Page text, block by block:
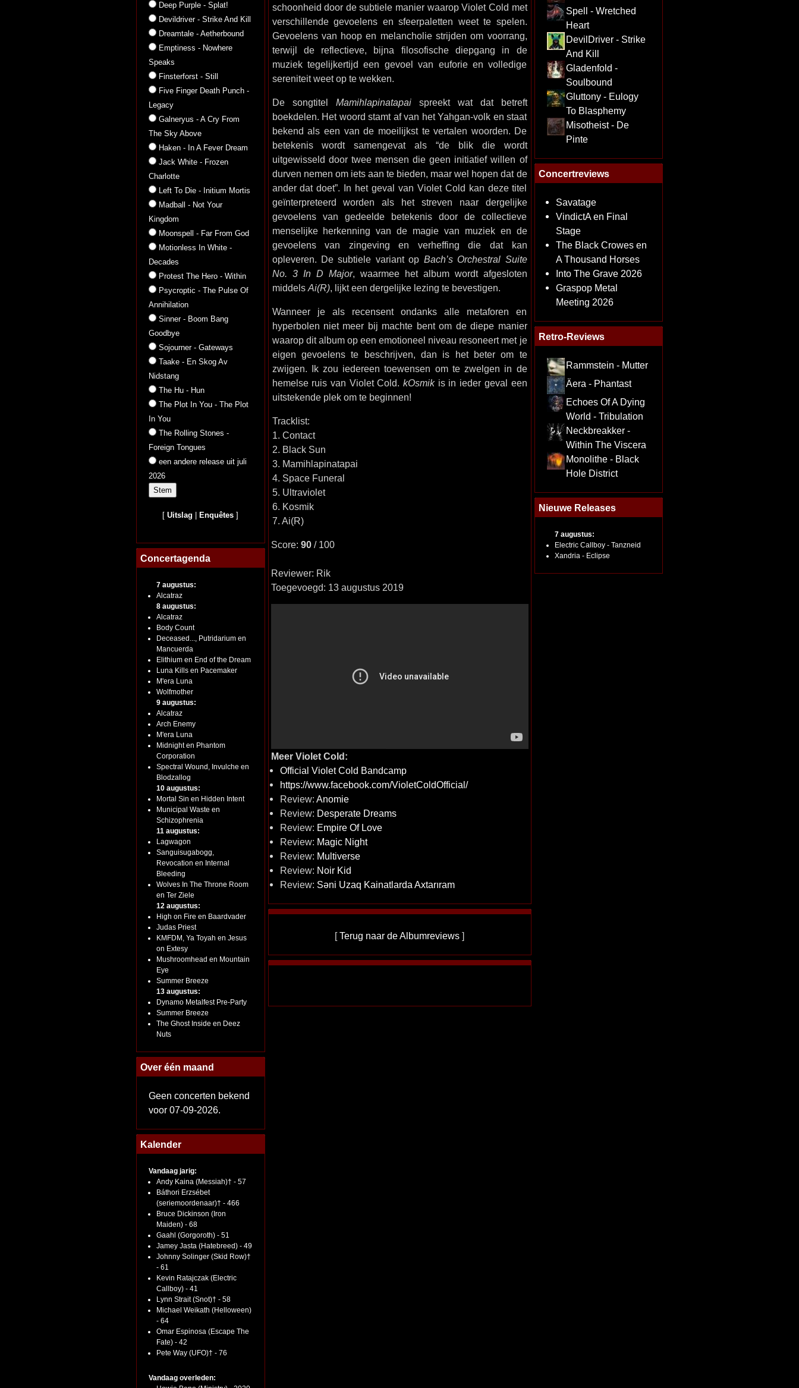
Deep Purple - Splat!
Devildriver - Strike And Kill
Dreamtale - Aetherbound
Emptiness - Nowhere
Speaks
Finsterforst - Still
Five Finger Death Punch -
Legacy
Galneryus - A Cry From
The Sky Above
Haken - In A Fever Dream
Jack White - Frozen
Charlotte
Left To Die - Initium Mortis
Madball - Not Your
Kingdom
Moonspell - Far From God
Motionless In White -
Decades
Protest The Hero - Within
Psycroptic - The Pulse Of
Annihilation
Sinner - Boom Bang
Goodbye
Sojourner - Gateways
Taake - En Skog Av
Nidstang
The Hu - Hun
The Plot In You - The Plot
In You
The Rolling Stones -
Foreign Tongues
een andere release uit juli
2026
[Uitslag Enquêtes ]
Concertagenda
7 augustus:
Alcatraz
8 augustus:
Alcatraz
Body Count
Deceased..., Putridarium en
Mancuerda
Elithium en End of the Dream
Luna Kills en Pacemaker
M'era Luna
Wolfmother
9 augustus:
Alcatraz
Arch Enemy
M'era Luna
Midnight en Phantom
Corporation
Spectral Wound, Invulche en
Blodzallog
10 augustus:
Mortal Sin en Hidden Intent
Municipal Waste en
Schizophrenia
11 augustus:
Lagwagon
Sanguisugabogg,
Revocation en Internal
Bleeding
Wolves In The Throne Room
en Ter Ziele
12 augustus:
High on Fire en Baardvader
Judas Priest
KMFDM, Ya Toyah en Jesus
on Extesy
Mushroomhead en Mountain
Eye
Summer Breeze
13 augustus:
Dynamo Metalfest Pre-Party
Summer Breeze
The Ghost Inside en Deez
Nuts
Over één maand
Geen concerten bekend
voor 07-09-2026.
Kalender
Vandaag jarig:
Andy Kaina (Messiah)† - 57
Báthori Erzsébet
(seriemoordenaar)† - 466
Bruce Dickinson (Iron
Maiden) - 68
Gaahl (Gorgoroth) - 51
Jamey Jasta (Hatebreed) - 49
Johnny Solinger (Skid Row)†
- 61
Kevin Ratajczak (Electric
Callboy) - 41
Lynn Strait (Snot)† - 58
Michael Weikath (Helloween)
- 64
Omar Espinosa (Escape The
Fate) - 42
Pete Way (UFO)† - 76
Vandaag overleden:
schoonheid door de subtiele manier waarop Violet Cold met
verschillende gevoelens en sfeerpaletten weet te spelen.
Gevoelens van hoop en melancholie strijden om voorrang,
terwijl de reflectieve, bijna filosofische diepgang in de
muziek tegelijkertijd een gevoel van euforie en volledige
sereniteit weet op te wekken.
De songtitel Mamihlapinatapaispreekt wat dat betreft
boekdelen. Het woord stamt af van het Yahgan-volk en staat
bekend als een van de moeilijkst te vertalen woorden. De
betekenis wordt samengevat als “de blik die wordt
uitgewisseld door twee mensen die geen initiatief willen of
durven nemen om iets aan te bieden, maar wel hopen dat de
ander dat doet”. In het geval van Violet Cold kan deze titel
geïnterpreteerd worden als het streven naar dergelijke
gevoelens van gedeelde betekenis door de collectieve
menselijke herkenning van de magie van muziek en de
gevoelens van zingeving en verheffing die dat kan
opleveren. De subtiele variant op Bach’s Orchestral Suite
No. 3 In D Major, waarmee het album wordt afgesloten
middels Ai(R), lijkt een dergelijke lezing te bevestigen.
Wanneer je als recensent ondanks alle metaforen en
hyperbolen niet meer bij machte bent om de diepe manier
waarop dit album op een emotioneel niveau resoneert met je
eigen gevoelens te beschrijven, dan is het beter om te
zwijgen. Ik zou iedereen toewensen om te zwelgen in de
hemelse ruis van Violet Cold. kOsmikis in ieder geval een
uitstekende plek om te beginnen!
Tracklist:
1. Contact
2. Black Sun
3. Mamihlapinatapai
4. Space Funeral
5. Ultraviolet
6. Kosmik
7. Ai(R)
Score: 90/ 100
Reviewer: Rik
Toegevoegd: 13 augustus 2019
Meer Violet Cold:
Official Violet Cold Bandcamp
https://www.facebook.com/VioletColdOfficial/
Review: Anomie
Review: Desperate Dreams
Review: Empire Of Love
Review: Magic Night
Review: Multiverse
Review: Noir Kid
Review: Səni Uzaq Kainatlarda Axtarıram
[Terug naar de Albumreviews ]
Spell - Wretched
Heart
DevilDriver - Strike
And Kill
Gladenfold -
Soulbound
Gluttony - Eulogy
To Blasphemy
Misotheist - De
Pinte
Concertreviews
Savatage
VindictA en Final
Stage
The Black Crowes en
A Thousand Horses
Into The Grave 2026
Graspop Metal
Meeting 2026
Retro-Reviews
Rammstein - Mutter
Äera - Phantast
Echoes Of A Dying
World - Tribulation
Neckbreakker -
Within The Viscera
Monolithe - Black
Hole District
Nieuwe Releases
7 augustus:
Electric Callboy - Tanzneid
Xandria - Eclipse